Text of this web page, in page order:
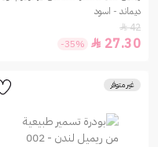
ديماند - اسود
42

27.30

-35%
غير متوفر